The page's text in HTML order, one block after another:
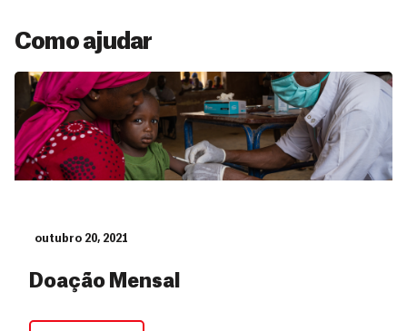
Como ajudar
outubro 20, 2021
Doação Mensal